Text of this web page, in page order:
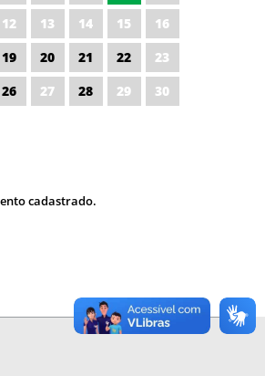
12 13 14 15
16
19 20 21 22
23
26 27 28 29
30
cadastrado.